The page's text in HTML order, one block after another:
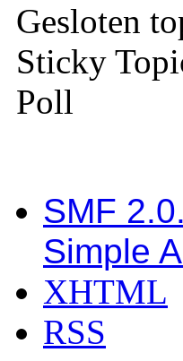
Gesloten
Sticky
Poll
SMF
Simple
XHTML
RSS